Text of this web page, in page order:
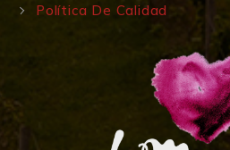
Política De Calidad